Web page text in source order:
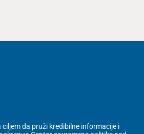
da pruži kredibilne informacije i